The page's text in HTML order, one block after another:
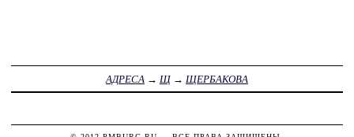
АДРЕСА → Щ → ЩЕРБАКОВА